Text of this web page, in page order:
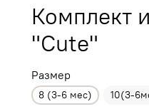
Комплект
"Cute"
Размер
8 (3-6 мес) 10(3-